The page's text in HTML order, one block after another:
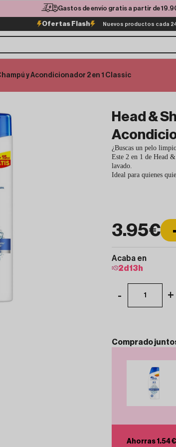
Gastos de envío gratis a partir de
Ofertas Flash Nuevos productos cada
y Acondicionador 2 en 1 Classic
Head &
¿Buscas un pelo
Este 2 en 1 de Head
lavado.
Ideal para quienes
3.95€
Acaba en
2d 13 h
- 1 +
Comprado
Ahorras 1.54 €